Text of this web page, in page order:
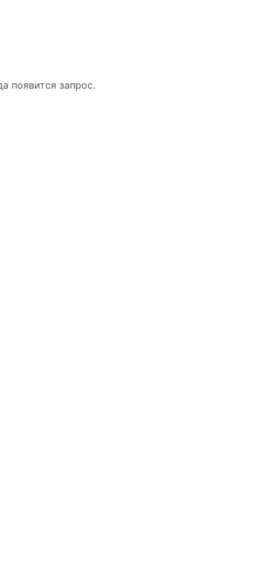
появится запрос.